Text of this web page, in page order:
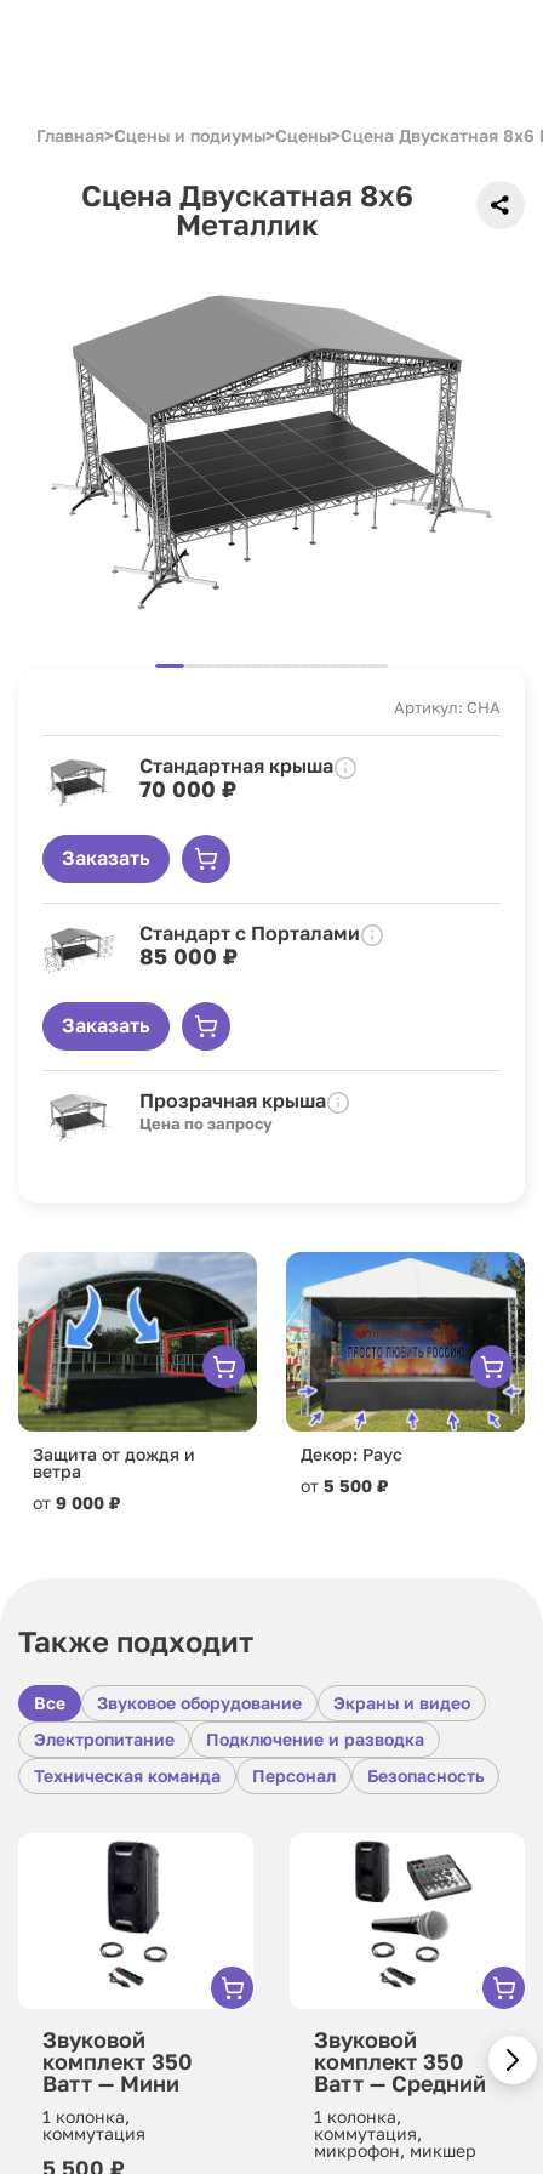
Главная>Сцены и подиумы>Сцены>Сцена Двускатная 8x6
Сцена Двускатная 8x6
Металлик
Артикул: CHA
Стандартная крыша
70 000 ₽
Заказать
Стандарт с Порталами
85 000 ₽
Заказать
Прозрачная крыша
Цена по запросу
Защита от дождя и
ветра
от 9 000 ₽
Декор: Раус
от 5 500 ₽
Также подходит
Все Звуковое оборудование
Экраны и видео
Электропитание
Подключение и разводка
Техническая команда
Персонал Безопасность
Звуковой
комплект 350
Ватт — Мини
1 колонка,
коммутация
5 500 ₽
Звуковой
комплект 350
Ватт — Средний
1 колонка,
коммутация,
микрофон, микшер